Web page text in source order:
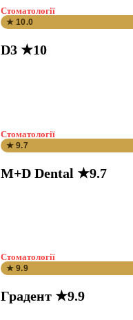
Стоматології
★ 10.0
D3 ★10
Стоматології
★ 9.7
M+D Dental ★9.7
Стоматології
★ 9.9
Градент ★9.9